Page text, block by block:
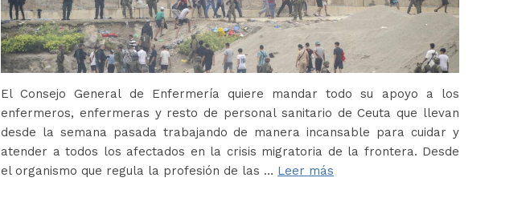
El Consejo General de Enfermería quiere mandar todo su apoyo a los
enfermeros, enfermeras y resto de personal sanitario de Ceuta que llevan
desde la semana pasada trabajando de manera incansable para cuidar y
atender a todos los afectados en la crisis migratoria de la frontera. Desde
el organismo que regula la profesión de las … Leer más